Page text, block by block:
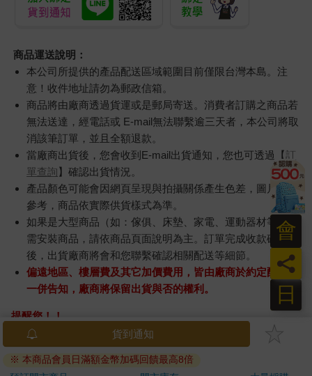
商品運送說明：
本公司所提供的產品配送區域範圍目前僅限台灣本島。注
意！收件地址請勿為郵政信箱。
商品將由廠商透過貨運或是郵局寄送。消費者訂購之商品若
無法送達，經電話或 E-mail無法聯繫逾三天者，本公司將取
消該筆訂單，並且全額退款。
當廠商出貨後，您會收到E-mail出貨通知，您也可透過【訂
單查詢】確認出貨情況。
產品顏色可能會因網頁呈現與拍攝關係產生色差，圖片僅供
參考，商品依實際供貨樣式為準。
如果是大型商品（如：傢俱、床墊、家電、運動器材等）及
需安裝商品，請依商品頁面說明為主。訂單完成收款確認
後，出貨廠商將會和您聯繫確認相關配送等細節。
偏遠地區、樓層費及其它加價費用，皆由廠商於約定配送時
一併告知，廠商將保留出貨與否的權利。
提醒您！！
金石堂及銀行均不會請您操作ATM! 如接獲電話要求您前往
ATM提款機，請不要聽從指示，以免受騙上當！
日
員
會